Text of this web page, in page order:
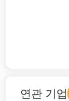
연관 기업